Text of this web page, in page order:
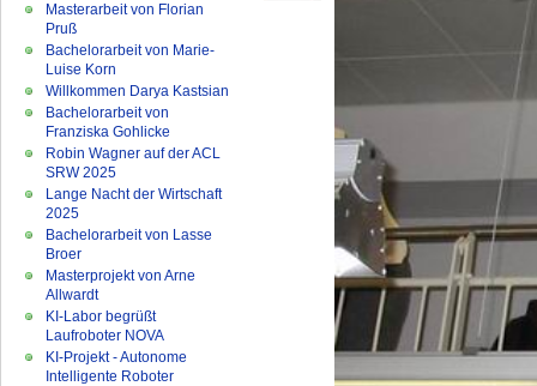
Masterarbeit von Florian
Pruß
Bachelorarbeit von Marie-
Luise Korn
Willkommen Darya Kastsian
Bachelorarbeit von
Franziska Gohlicke
Robin Wagner auf der ACL
SRW 2025
Lange Nacht der Wirtschaft
2025
Bachelorarbeit von Lasse
Broer
Masterprojekt von Arne
Allwardt
KI-Labor begrüßt
Laufroboter NOVA
KI-Projekt - Autonome
Intelligente Roboter